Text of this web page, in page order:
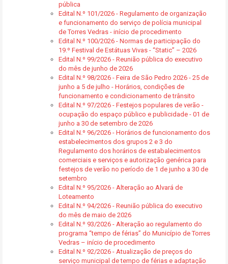
pública
Edital N.º 101/2026 - Regulamento de organização
e funcionamento do serviço de polícia municipal
de Torres Vedras - início de procedimento
Edital N.º 100/2026 - Normas de participação do
19.º Festival de Estátuas Vivas - “Static” – 2026
Edital N.º 99/2026 - Reunião pública do executivo
do mês de junho de 2026
Edital N.º 98/2026 - Feira de São Pedro 2026 - 25 de
junho a 5 de julho - Horários, condições de
funcionamento e condicionamento de trânsito
Edital N.º 97/2026 - Festejos populares de verão -
ocupação do espaço público e publicidade - 01 de
junho a 30 de setembro de 2026
Edital N.º 96/2026 - Horários de funcionamento dos
estabelecimentos dos grupos 2 e 3 do
Regulamento dos horários de estabalecimentos
comerciais e serviços e autorização genérica para
festejos de verão no período de 1 de junho a 30 de
setembro
Edital N.º 95/2026 - Alteração ao Alvará de
Loteamento
Edital N.º 94/2026 - Reunião pública do executivo
do mês de maio de 2026
Edital N.º 93/2026 - Alteração ao regulamento do
programa “tempo de férias” do Município de Torres
Vedras – início de procedimento
Edital N.º 92/2026 - Atualização de preços do
serviço municipal de tempo de férias e adaptação